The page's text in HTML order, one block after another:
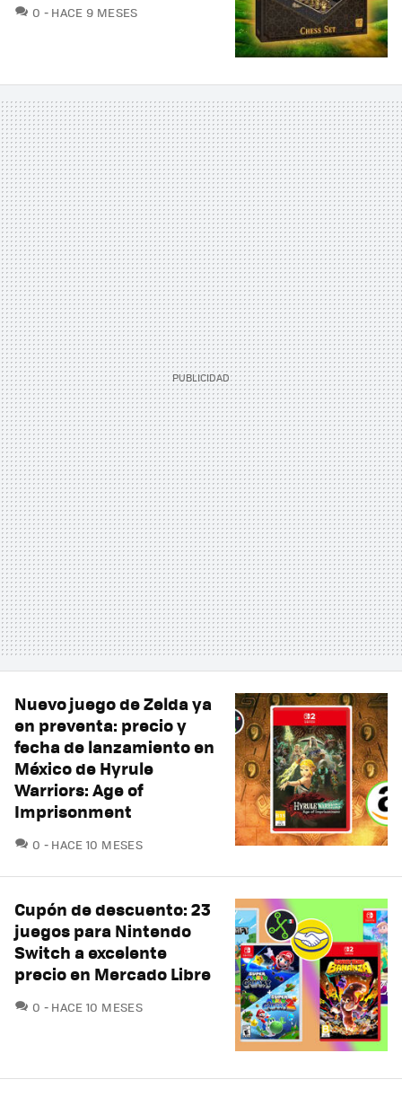
0 COMENTARIOS
HACE 9 MESES
Nuevo juego de Zelda ya
en preventa: precio y
fecha de lanzamiento en
México de Hyrule
Warriors: Age of
Imprisonment
0 COMENTARIOS
HACE 10 MESES
Cupón de descuento: 23
juegos para Nintendo
Switch a excelente
precio en Mercado Libre
0 COMENTARIOS
HACE 10 MESES